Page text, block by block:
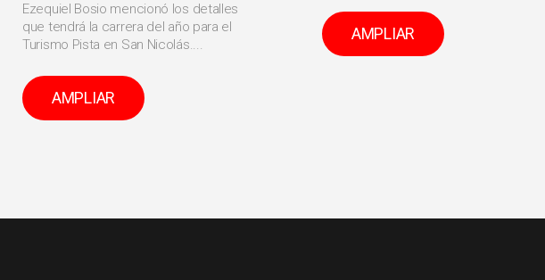
Ezequiel Bosio mencionó los detalles
que tendrá la carrera del año para el
Turismo Pista en San Nicolás....
AMPLIAR
AMPLIAR